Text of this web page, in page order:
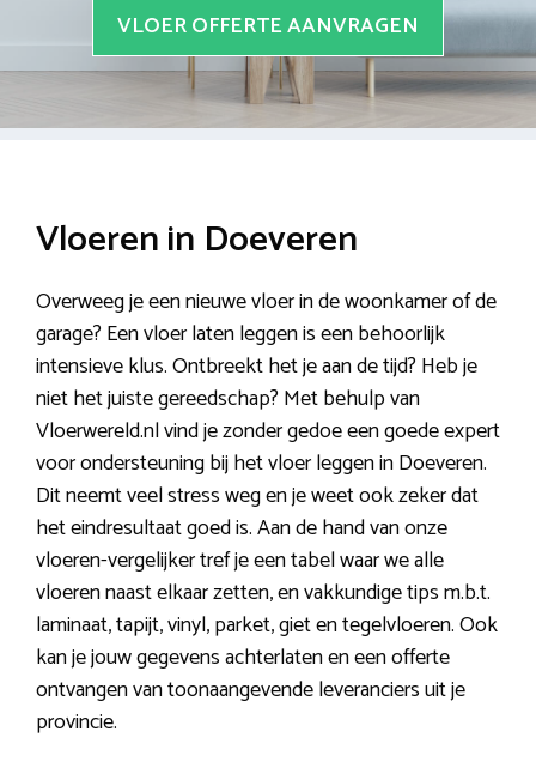
VLOER OFFERTE AANVRAGEN
Vloeren in Doeveren
Overweeg je een nieuwe vloer in de woonkamer of de
garage? Een vloer laten leggen is een behoorlijk
intensieve klus. Ontbreekt het je aan de tijd? Heb je
niet het juiste gereedschap? Met behulp van
Vloerwereld.nl vind je zonder gedoe een goede expert
voor ondersteuning bij het vloer leggen in Doeveren.
Dit neemt veel stress weg en je weet ook zeker dat
het eindresultaat goed is. Aan de hand van onze
vloeren-vergelijker tref je een tabel waar we alle
vloeren naast elkaar zetten, en vakkundige tips m.b.t.
laminaat, tapijt, vinyl, parket, giet en tegelvloeren. Ook
kan je jouw gegevens achterlaten en een offerte
ontvangen van toonaangevende leveranciers uit je
provincie.